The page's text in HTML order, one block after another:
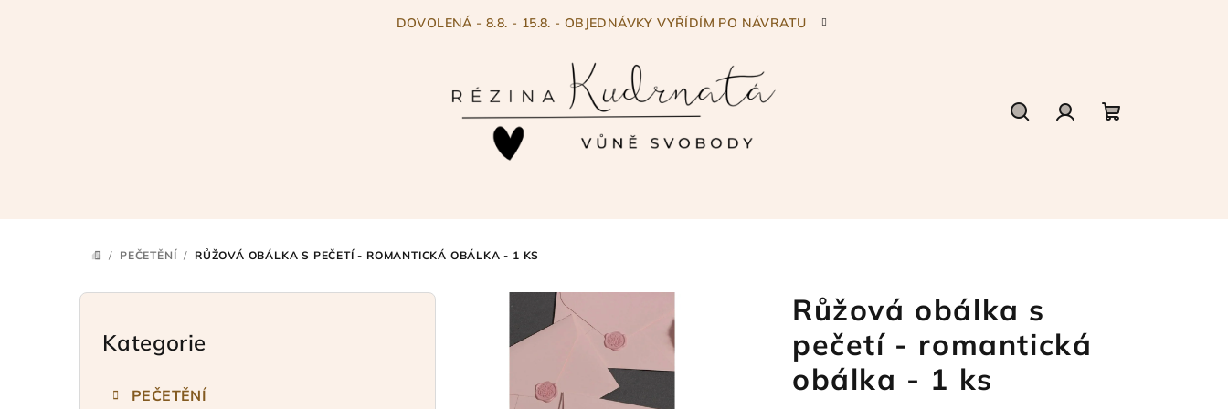
DOVOLENÁ - 8.8. - 15.8. - OBJEDNÁVKY VYŘÍDÍM PO NÁVRATU
DOMŮ
/ PEČETĚNÍ / RŮŽOVÁ OBÁLKA S PEČETÍ - ROMANTICKÁ OBÁLKA - 1 KS
P
Přeskočit
kategorie
Kategorie
PEČETĚNÍ
Růžová obálka s
pečetí - romantická
obálka - 1 ks